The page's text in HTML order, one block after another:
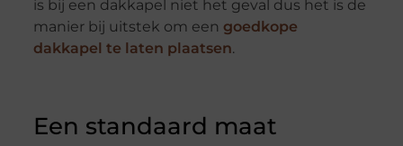
is bij een dakkapel niet het geval dus het is de
manier bij uitstek om een goedkope
dakkapel te laten plaatsen.
Een standaard maat